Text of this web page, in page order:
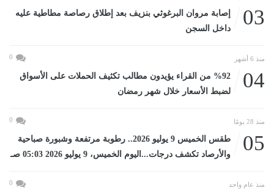
03
إصابة مروان البرغوثي بنزيف بعد إطلاق رصاصة مطاطية عليه
داخل السجن
منذ 6 أشهر 0
04
%92 من القراء يؤيدون مطالب تكثيف الحملات على الأسواق
لضبط الأسعار خلال شهر رمضان
منذ 28 يومًا 0
05
طقس الخميس 9 يوليو 2026.. رطوبة مرتفعة وشبورة صباحية
والأرصاد تكشف درجات...اليوم الخميس، 9 يوليو 2026 05:03 صـ
منذ عام واحد 0